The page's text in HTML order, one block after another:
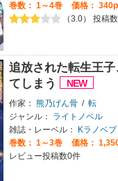
巻数： 1～4巻
価格：
（3.0） 投稿
追放された転生王
てしまう
作家： 熊乃げん骨 / 転
ジャンル：
ライトノベル
雑誌・レーベル：
Kラノベ
巻数： 1～3巻
価格：
レビュー投稿数0件